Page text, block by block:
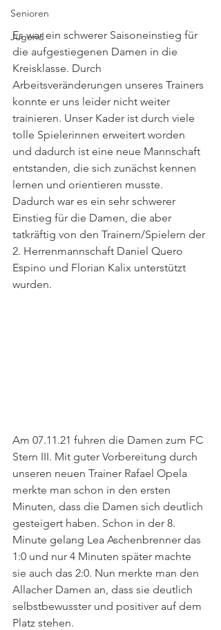
Senioren
Jugend
Es war ein schwerer Saisoneinstieg für
die aufgestiegenen Damen in die
Kreisklasse. Durch
Arbeitsveränderungen unseres Trainers
konnte er uns leider nicht weiter
trainieren. Unser Kader ist durch viele
tolle Spielerinnen erweitert worden
und dadurch ist eine neue Mannschaft
entstanden, die sich zunächst kennen
lernen und orientieren musste.
Dadurch war es ein sehr schwerer
Einstieg für die Damen, die aber
tatkräftig von den Trainern/Spielern der
2. Herrenmannschaft Daniel Quero
Espino und Florian Kalix unterstützt
wurden.
Am 07.11.21 fuhren die Damen zum FC
Stern III. Mit guter Vorbereitung durch
unseren neuen Trainer Rafael Opela
merkte man schon in den ersten
Minuten, dass die Damen sich deutlich
gesteigert haben. Schon in der 8.
Minute gelang Lea Aschenbrenner das
1:0 und nur 4 Minuten später machte
sie auch das 2:0. Nun merkte man den
Allacher Damen an, dass sie deutlich
selbstbewusster und positiver auf dem
Platz stehen.